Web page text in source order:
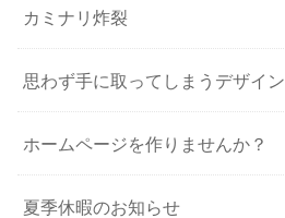
カミナリ炸裂
思わず手に取ってしまうデザイン
ホームページを作りませんか？
夏季休暇のお知らせ